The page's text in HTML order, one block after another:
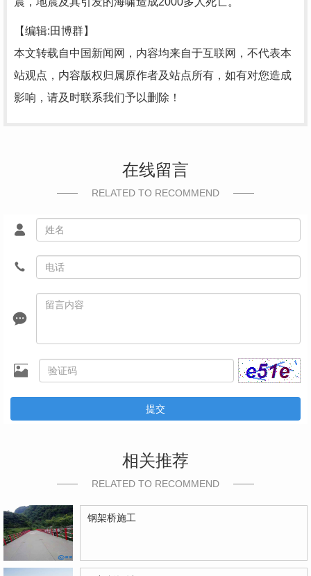
【编辑:田博群】
本文转载自中国新闻网，内容均来自于互联网，不代表本
站观点，内容版权归属原作者及站点所有，如有对您造成
影响，请及时联系我们予以删除！
在线留言
RELATED TO RECOMMEND
提交
相关推荐
RELATED TO RECOMMEND
钢架桥施工